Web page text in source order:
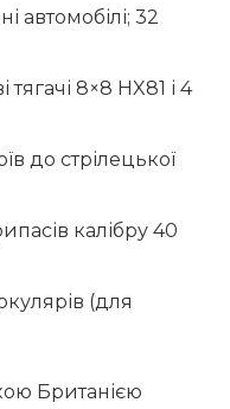
автомобілі; 32
8×8 HX81 і 4
до стрілецької
калібру 40
(для
Британією